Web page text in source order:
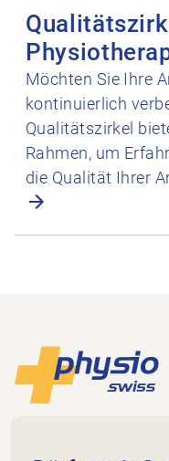
Möchten Sie Ihre
kontinuierlich
Qualitätszirkel
Rahmen, um
die Qualität Ihrer
Footer
Dammweg 3